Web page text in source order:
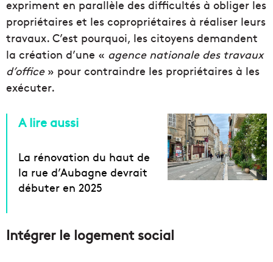
expriment en parallèle des difficultés à obliger les
propriétaires et les copropriétaires à réaliser leurs
travaux. C’est pourquoi, les citoyens demandent
la création d’une « agence nationale des travaux
d’office» pour contraindre les propriétaires à les
exécuter.
A lire aussi
La rénovation du haut de
la rue d’Aubagne devrait
débuter en 2025
Intégrer le logement social